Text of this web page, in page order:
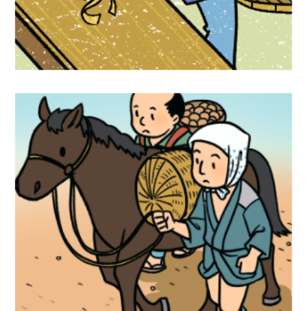
歴史イラスト『社会科資料集6年』文溪堂